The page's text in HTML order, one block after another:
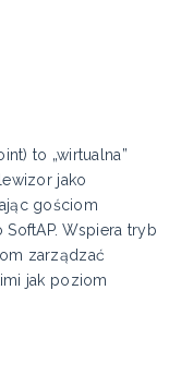
to „wirtualna”
jako
gościom
Wspiera tryb
zarządzać
jak poziom